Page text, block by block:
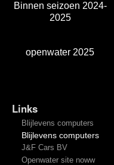
Binnen seizoen 2024-
2025
openwater 2025
Links
Blijlevens computers
Blijlevens computers
J&F Cars BV
Openwater site noww